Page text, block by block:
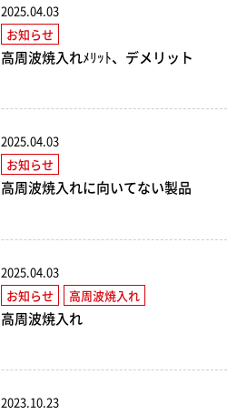
2025.04.03
お知らせ
高周波焼入れﾒﾘｯﾄ、デメリット
2025.04.03
お知らせ
高周波焼入れに向いてない製品
2025.04.03
お知らせ
高周波焼入れ
高周波焼入れ
2023.10.23